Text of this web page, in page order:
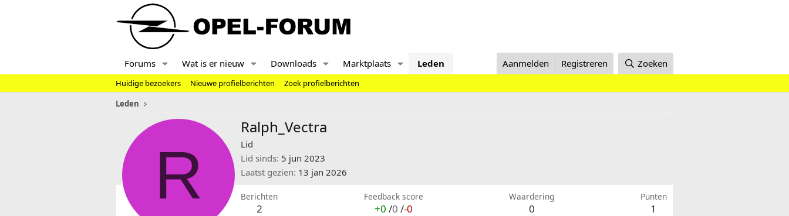
Forums Wat is er nieuw Downloads Marktplaats Leden Aanmelden Registreren Zoeken
Huidige bezoekers Nieuwe profielberichten
Zoek profielberichten
Leden
R
Ralph_Vectra
Lid
Lid sinds 5 jun 2023
Laatst gezien 13 jan 2026
Berichten
2
Feedback score
+0 /0 /-0
Waardering
0
Punten
1